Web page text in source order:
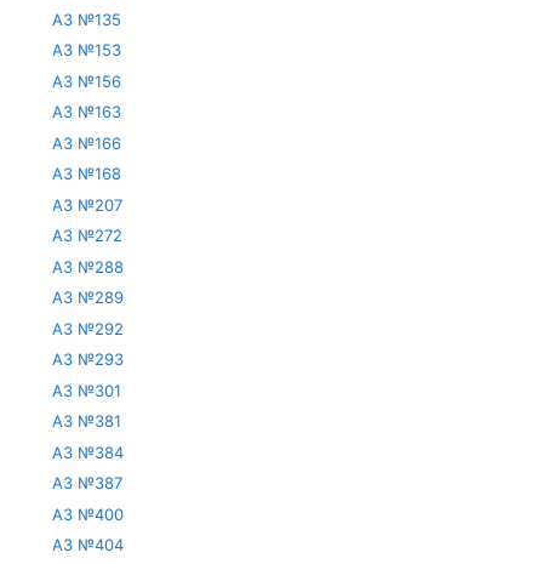
АЗ №135
АЗ №153
АЗ №156
АЗ №163
АЗ №166
АЗ №168
АЗ №207
АЗ №272
АЗ №288
АЗ №289
АЗ №292
АЗ №293
АЗ №301
АЗ №381
АЗ №384
АЗ №387
АЗ №400
АЗ №404